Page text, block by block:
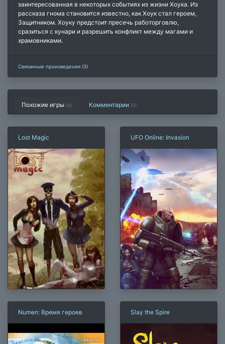
заинтересованная в некоторых событиях из жизни Хоука. Из
рассказа гнома становится известно, как Хоук стал героем,
Защитником. Хоуку предстоит пресечь работорговлю,
сразиться с кунари и разрешить конфликт между магами и
храмовниками.
Связанные произведения (3)
Похожие игры (4) Комментарии (0)
Lost Magic UFO Online: Invasion
Numen: Время героев Slay the Spire